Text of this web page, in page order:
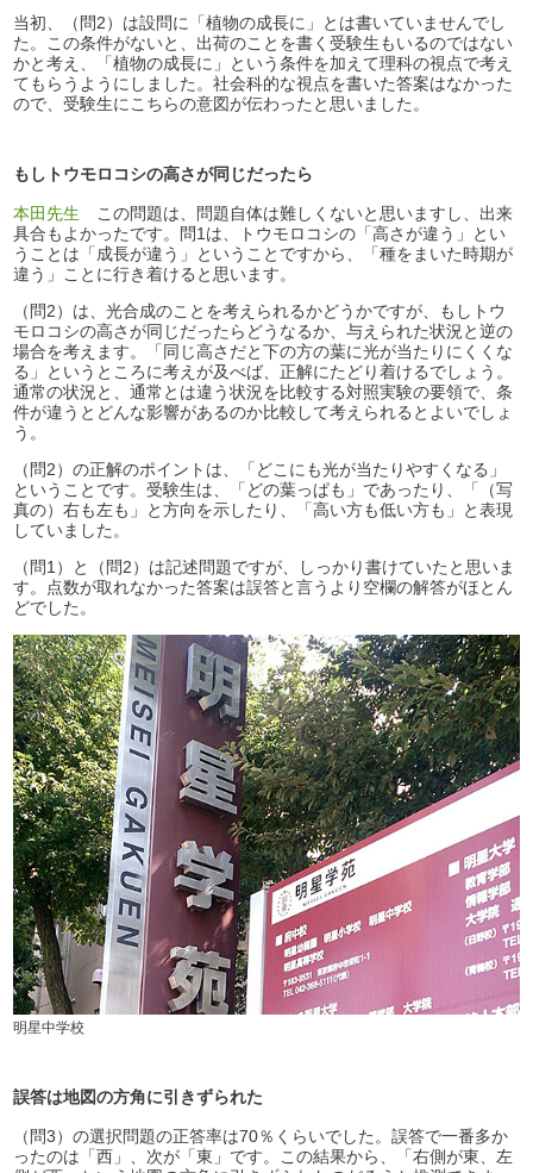
当初、（問2）は設問に「植物の成長に」とは書いていませんでし
た。この条件がないと、出荷のことを書く受験生もいるのではない
かと考え、「植物の成長に」という条件を加えて理科の視点で考え
てもらうようにしました。社会科的な視点を書いた答案はなかった
ので、受験生にこちらの意図が伝わったと思いました。
もしトウモロコシの高さが同じだったら
本田先生 この問題は、問題自体は難しくないと思いますし、出来
具合もよかったです。問1は、トウモロコシの「高さが違う」とい
うことは「成長が違う」ということですから、「種をまいた時期が
違う」ことに行き着けると思います。
（問2）は、光合成のことを考えられるかどうかですが、もしトウ
モロコシの高さが同じだったらどうなるか、与えられた状況と逆の
場合を考えます。「同じ高さだと下の方の葉に光が当たりにくくな
る」というところに考えが及べば、正解にたどり着けるでしょう。
通常の状況と、通常とは違う状況を比較する対照実験の要領で、条
件が違うとどんな影響があるのか比較して考えられるとよいでしょ
う。
（問2）の正解のポイントは、「どこにも光が当たりやすくなる」
ということです。受験生は、「どの葉っぱも」であったり、「（写
真の）右も左も」と方向を示したり、「高い方も低い方も」と表現
していました。
（問1）と（問2）は記述問題ですが、しっかり書けていたと思いま
す。点数が取れなかった答案は誤答と言うより空欄の解答がほとん
どでした。
明星中学校
誤答は地図の方角に引きずられた
（問3）の選択問題の正答率は70％くらいでした。誤答で一番多か
ったのは「西」、次が「東」です。この結果から、「右側が東、左